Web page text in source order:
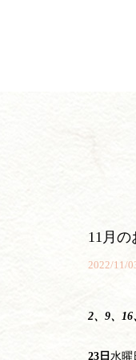
11月の
2022/11/
2、9、16
23日 水曜